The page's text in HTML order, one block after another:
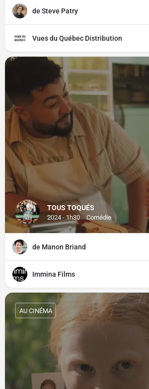
de Steve Patry
Vues du Québec Distribution
TOUS TOQUÉS
2024 - 1h30 Comédie
de Manon Briand
Immina Films
AU CINÉMA